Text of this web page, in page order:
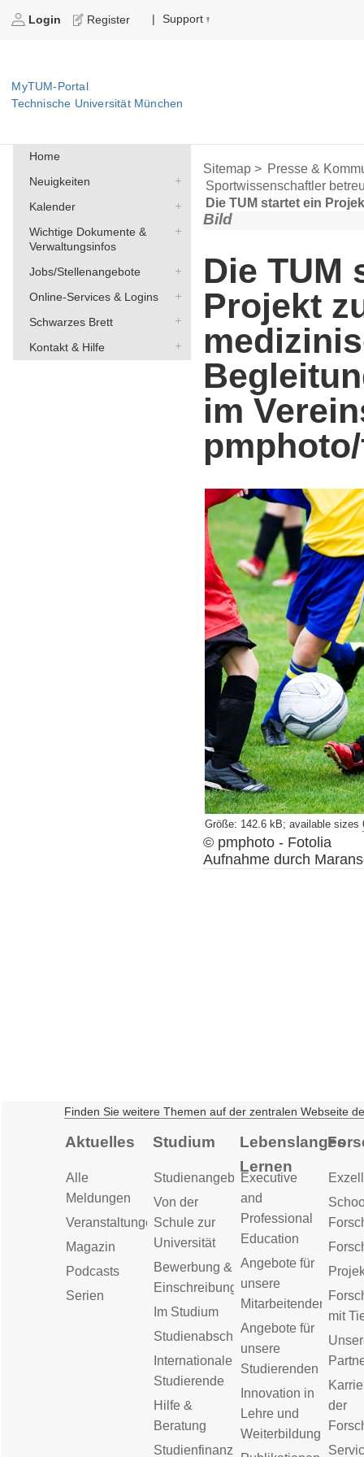
Login Register | Support
MyTUM-Portal
Technische Universität München
Home
Neuigkeiten
Kalender
Wichtige Dokumente &
Verwaltungsinfos
Jobs/Stellenangebote
Online-Services & Logins
Schwarzes Brett
Kontakt & Hilfe
Sitemap > Presse &
Sportwissenschaftler
Die TUM startet ein
Bild
Die TUM
Projekt
im
Größe: 142.6 kB;available sizes
© pmphoto - Fotolia
Aufnahme durch
Finden Sie weitere Themen auf der zentralen Webseite
Aktuelles
Alle
Meldungen
Veranstaltungen
Magazin
Podcasts
Serien
Studium
Studienangebot
Von der
Schule zur
Universität
Bewerbung &
Einschreibung
Im Studium
Studienabschluss
Internationale
Studierende
Hilfe &
Beratung
Studienfinanzierung
Lebenslanges
Lernen
Executive
and
Professional
Education
Angebote für
unsere
Mitarbeitenden
Angebote für
unsere
Studierenden
Innovation in
Lehre und
Weiterbildung
mit
der